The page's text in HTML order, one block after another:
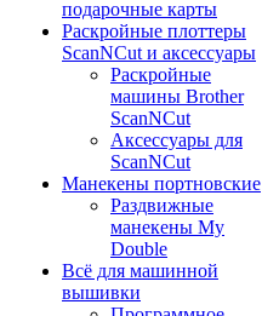
подарочные карты
Раскройные плоттеры
ScanNCut и аксессуары
Раскройные
машины Brother
ScanNCut
Аксессуары для
ScanNCut
Манекены портновские
Раздвижные
манекены My
Double
Всё для машинной
вышивки